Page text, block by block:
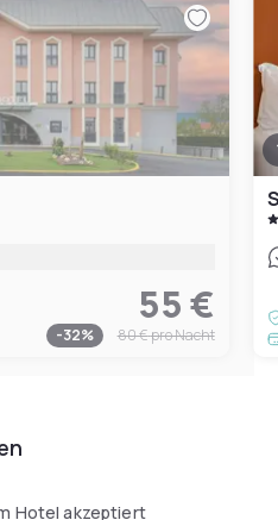
55 €
-32% 80 €pro Nacht
Hotel akzeptiert